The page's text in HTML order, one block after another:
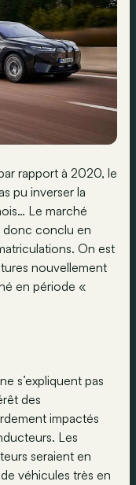
rapport à 2020, le
pu inverser la
Le marché
donc conclu en
On est
nouvellement
en période «
s’expliquent pas
des
impactés
Les
seraient en
véhicules très en